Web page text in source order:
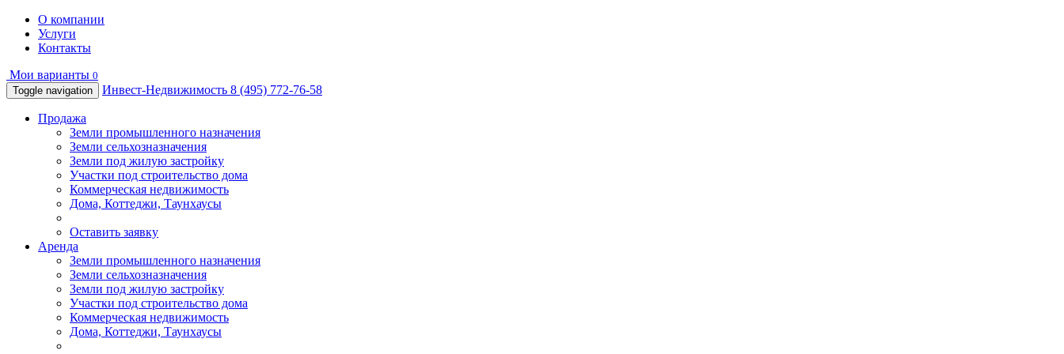
О компании
Услуги
Контакты
Мои варианты 0
Toggle navigation
Инвест-Недвижимость 8 (495) 772-76-58
Продажа
Земли промышленного назначения
Земли сельхозназначения
Земли под жилую застройку
Участки под строительство дома
Коммерческая недвижимость
Дома, Коттеджи, Таунхаусы
Оставить заявку
Аренда
Земли промышленного назначения
Земли сельхозназначения
Земли под жилую застройку
Участки под строительство дома
Коммерческая недвижимость
Дома, Коттеджи, Таунхаусы